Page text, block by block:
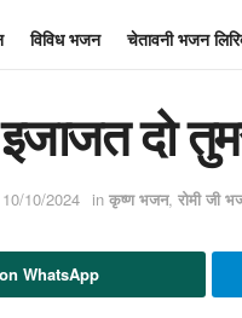
विविध भजन चेतावनी भजन
दो
10/10/2024 in कृष्ण भजन, रोमी जी
WhatsApp